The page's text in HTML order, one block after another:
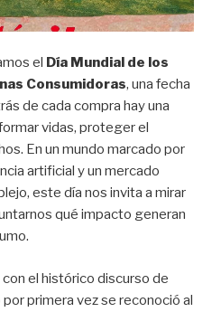
el Día Mundial de los
Consumidoras, una fecha
de cada compra hay una
vidas, proteger el
En un mundo marcado por
artificial y un mercado
este día nos invita a mirar
qué impacto generan
el histórico discurso de
primera vez se reconoció al